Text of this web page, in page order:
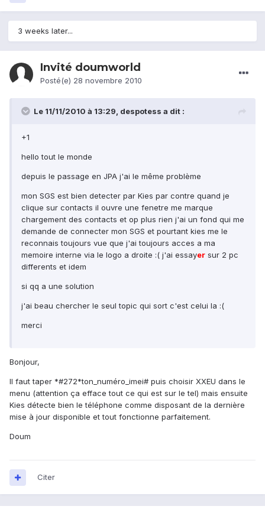
3 weeks later...
Invité doumworld
Posté(e) 28 novembre 2010
Le 11/11/2010 à 13:29, despotess a dit :
+1
hello tout le monde
depuis le passage en JPA j'ai le même problème
mon SGS est bien detecter par Kies par contre quand je
clique sur contacts il ouvre une fenetre me marque
chargement des contacts et op plus rien j'ai un fond qui me
demande de connecter mon SGS et pourtant kies me le
reconnais toujours vue que j'ai toujours acces a ma
memoire interne via le logo a droite :( j'ai essayer sur 2 pc
differents et idem
si qq a une solution
j'ai beau chercher le seul topic qui sort c'est celui la :(
merci
Bonjour,
Il faut taper *#272*ton_numéro_imei# puis choisir XXEU dans le
menu (attention ça efface tout ce qui est sur le tel) mais ensuite
Kies détecte bien le téléphone comme disposant de la dernière
mise à jour disponible et tout fonctionne parfaitement.
Doum
Citer